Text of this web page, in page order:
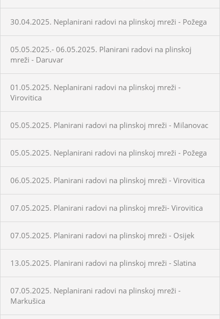
30.04.2025. Neplanirani radovi na plinskoj mreži - Požega
05.05.2025.- 06.05.2025. Planirani radovi na plinskoj
mreži - Daruvar
01.05.2025. Neplanirani radovi na plinskoj mreži -
Virovitica
05.05.2025. Planirani radovi na plinskoj mreži - Milanovac
05.05.2025. Neplanirani radovi na plinskoj mreži - Požega
06.05.2025. Planirani radovi na plinskoj mreži - Virovitica
07.05.2025. Planirani radovi na plinskoj mreži- Virovitica
07.05.2025. Planirani radovi na plinskoj mreži - Osijek
13.05.2025. Planirani radovi na plinskoj mreži - Slatina
07.05.2025. Neplanirani radovi na plinskoj mreži -
Markušica